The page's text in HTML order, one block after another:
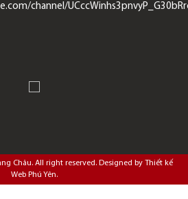
channel/
Châu. All right reserved. Designed by Thiết kế
Web Phú Yên.